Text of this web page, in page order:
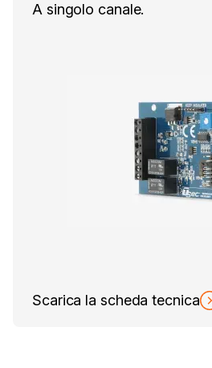
A singolo canale.
Scarica la scheda tecnica